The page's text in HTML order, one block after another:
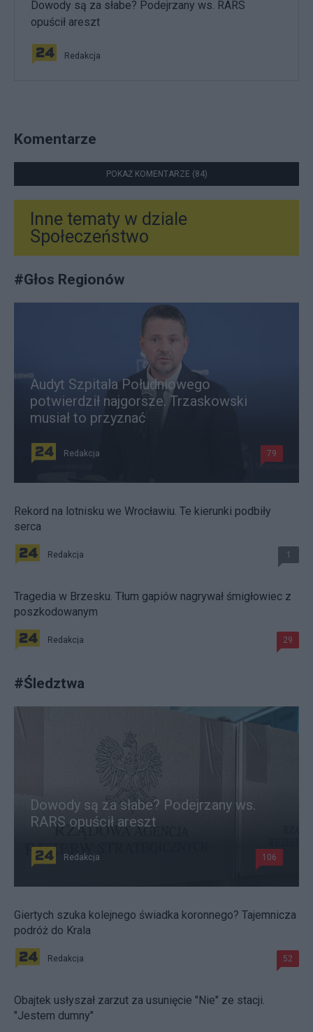
Dowody są za słabe? Podejrzany ws. RARS
opuścił areszt
Redakcja
Komentarze
POKAŻ KOMENTARZE (84)
Inne tematy w dziale
Społeczeństwo
#Głos Regionów
Audyt Szpitala Południowego
potwierdził najgorsze. Trzaskowski
musiał to przyznać
Redakcja 79
Rekord na lotnisku we Wrocławiu. Te kierunki podbiły
serca
Redakcja 1
Tragedia w Brzesku. Tłum gapiów nagrywał śmigłowiec z
poszkodowanym
Redakcja 29
#Śledztwa
Dowody są za słabe? Podejrzany ws.
RARS opuścił areszt
Redakcja 106
Giertych szuka kolejnego świadka koronnego? Tajemnicza
podróż do Krala
Redakcja 52
Obajtek usłyszał zarzut za usunięcie "Nie" ze stacji.
"Jestem dumny"